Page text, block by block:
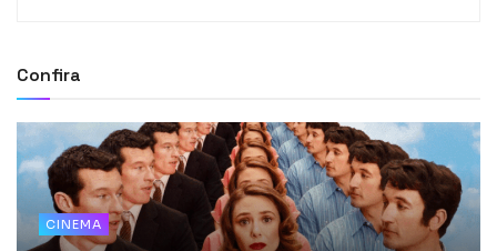
Confira
CINEMA